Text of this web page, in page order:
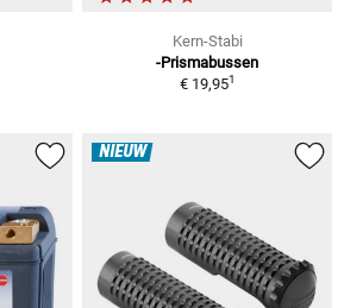
Kern-Stabi
-Prismabussen
€ 19,951
NIEUW